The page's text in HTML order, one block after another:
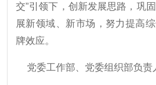
交”引领下，创新发展思路，巩
展新领域、新市场，努力提高
牌效应。
党委工作部、党委组织部负责